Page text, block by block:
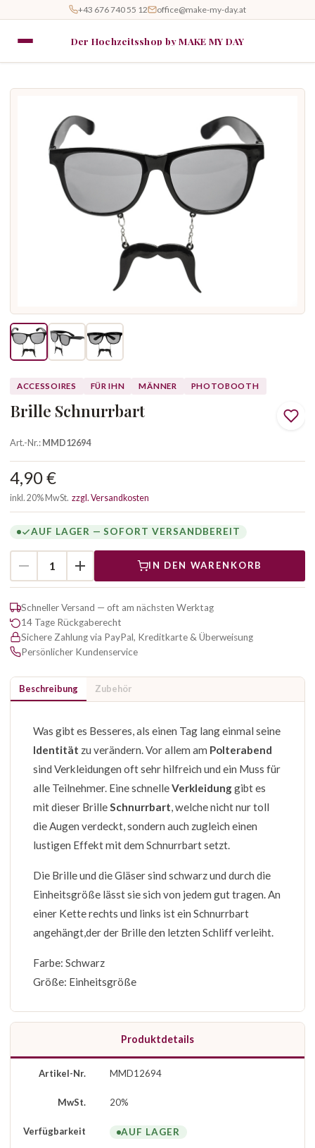
+43 676 740 55 12 office@make-my-day.at
Der Hochzeitsshop by MAKE MY DAY
ACCESSOIRES FÜR IHN MÄNNER PHOTOBOOTH
Brille Schnurrbart
Art.-Nr.:MMD12694
4,90 €
inkl. 20% MwSt. zzgl. Versandkosten
AUF LAGER — SOFORT VERSANDBEREIT
IN DEN WARENKORB
Schneller Versand — oft am nächsten Werktag
14 Tage Rückgaberecht
Sichere Zahlung via PayPal, Kreditkarte & Überweisung
Persönlicher Kundenservice
Beschreibung Zubehör
Was gibt es Besseres, als einen Tag lang einmal seine
Identität zu verändern. Vor allem am Polterabend
sind Verkleidungen oft sehr hilfreich und ein Muss für
alle Teilnehmer. Eine schnelleVerkleidunggibt es
mit dieser Brille Schnurrbart , welche nicht nur toll
die Augen verdeckt, sondern auch zugleich einen
lustigen Effekt mit dem Schnurrbart setzt.
Die Brille und die Gläser sind schwarz und durch die
Einheitsgröße lässt sie sich von jedem gut tragen. An
einer Kette rechts und links ist ein Schnurrbart
angehängt,der der Brille den letzten Schliff verleiht.
Farbe: Schwarz
Größe: Einheitsgröße
Produktdetails
Artikel-Nr. MMD12694
MwSt. 20%
Verfügbarkeit AUF LAGER